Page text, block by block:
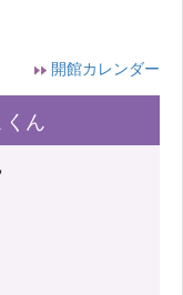
開館カレンダー
ん